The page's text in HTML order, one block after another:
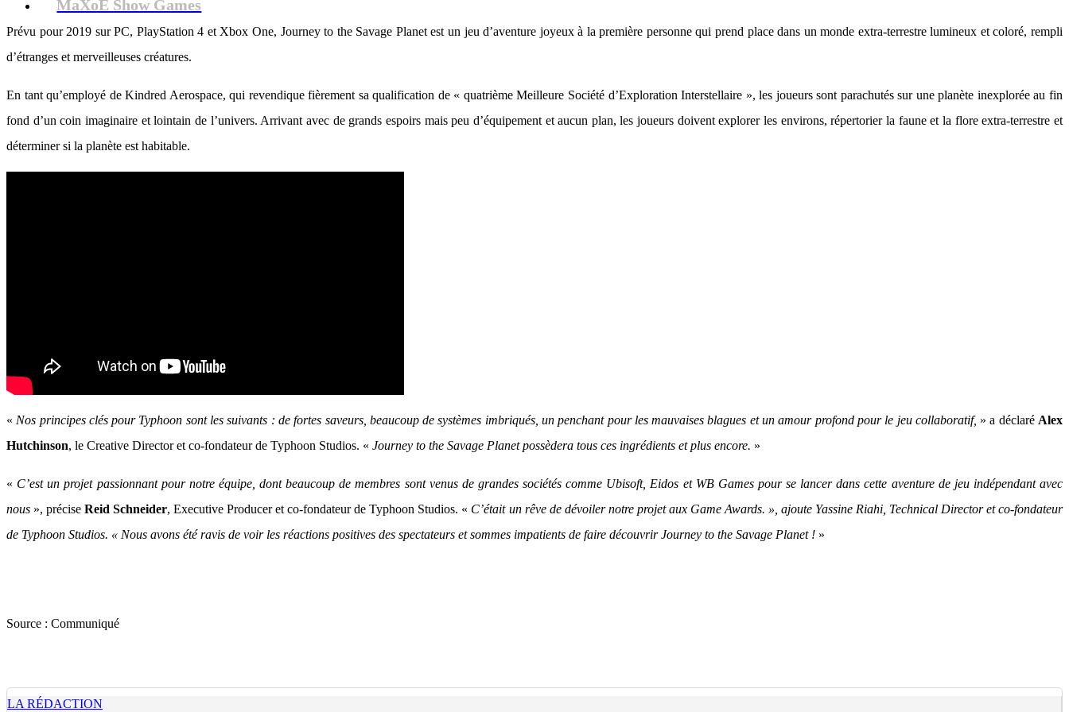
MaXoE Show Games
Prévu pour 2019 sur PC, PlayStation 4 et Xbox One, Journey to the Savage Planet est un jeu d’aventure joyeux à la première personne qui prend place dans un monde extra-terrestre lumineux et coloré, rempli
d’étranges et merveilleuses créatures.
En tant qu’employé de Kindred Aerospace, qui revendique fièrement sa qualification de « quatrième Meilleure Société d’Exploration Interstellaire », les joueurs sont parachutés sur une planète inexplorée au fin
fond d’un coin imaginaire et lointain de l’univers. Arrivant avec de grands espoirs mais peu d’équipement et aucun plan, les joueurs doivent explorer les environs, répertorier la faune et la flore extra-terrestre et
déterminer si la planète est habitable.
« Nos principes clés pour Typhoon sont les suivants : de fortes saveurs, beaucoup de systèmes imbriqués, un penchant pour les mauvaises blagues et un amour profond pour le jeu collaboratif, » a déclaré Alex
Hutchinson, le Creative Director et co-fondateur de Typhoon Studios. « Journey to the Savage Planet possèdera tous ces ingrédients et plus encore. »
« C’est un projet passionnant pour notre équipe, dont beaucoup de membres sont venus de grandes sociétés comme Ubisoft, Eidos et WB Games pour se lancer dans cette aventure de jeu indépendant avec
nous », préciseReid Schneider, Executive Producer et co-fondateur de Typhoon Studios. « C’était un rêve de dévoiler notre projet aux Game Awards. », ajoute Yassine Riahi, Technical Director et co-fondateur
de Typhoon Studios. « Nous avons été ravis de voir les réactions positives des spectateurs et sommes impatients de faire découvrir Journey to the Savage Planet ! »
Source : Communiqué
LA RÉDACTION